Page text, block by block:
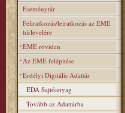
Eseménytár
Feliratkozás/leiratkozás az EME
hírlevelére
EME röviden
Az EME felépitése
Erdélyi Digitális Adattár
EDA Sajtóanyag
Tovább az Adattárba